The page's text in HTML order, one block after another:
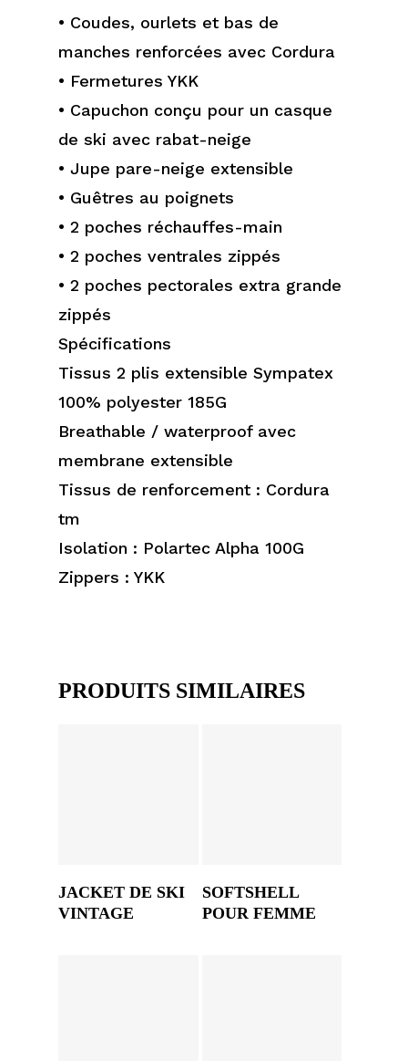
• Coudes, ourlets et bas de
manches renforcées avec Cordura
• Fermetures YKK
• Capuchon conçu pour un casque
de ski avec rabat-neige
• Jupe pare-neige extensible
• Guêtres au poignets
• 2 poches réchauffes-main
• 2 poches ventrales zippés
• 2 poches pectorales extra grande
zippés
Spécifications
Tissus 2 plis extensible Sympatex
100% polyester 185G
Breathable / waterproof avec
membrane extensible
Tissus de renforcement : Cordura
tm
Isolation : Polartec Alpha 100G
Zippers : YKK
PRODUITS SIMILAIRES
JACKET DE SKI
VINTAGE
SOFTSHELL
POUR FEMME